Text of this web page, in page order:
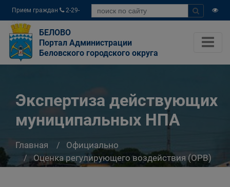
Прием граждан
2-29-
04
БЕЛОВО
Портал Администрации
Беловского городского округа
Экспертиза действующих
муниципальных НПА
Главная
Официально
Оценка регулирующего воздействия (ОРВ)
Экспертиза действующих муниципальных НПА